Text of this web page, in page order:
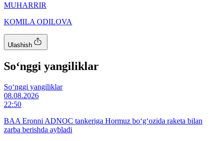
MUHARRIR
KOMILA ODILOVA
Ulashish
So‘nggi yangiliklar
So‘nggi yangiliklar
08.08.2026
22:50
BAA Eronni ADNOC tankeriga Hormuz bo‘g‘ozida raketa bilan
zarba berishda aybladi